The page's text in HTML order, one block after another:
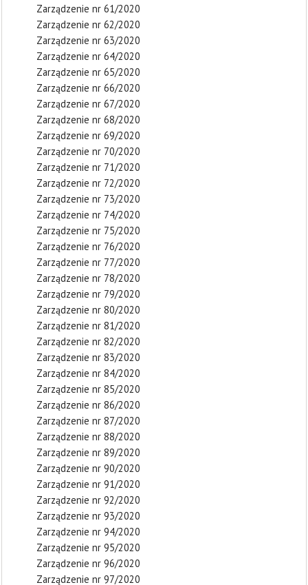
Zarządzenie nr 61/2020
Zarządzenie nr 62/2020
Zarządzenie nr 63/2020
Zarządzenie nr 64/2020
Zarządzenie nr 65/2020
Zarządzenie nr 66/2020
Zarządzenie nr 67/2020
Zarządzenie nr 68/2020
Zarządzenie nr 69/2020
Zarządzenie nr 70/2020
Zarządzenie nr 71/2020
Zarządzenie nr 72/2020
Zarządzenie nr 73/2020
Zarządzenie nr 74/2020
Zarządzenie nr 75/2020
Zarządzenie nr 76/2020
Zarządzenie nr 77/2020
Zarządzenie nr 78/2020
Zarządzenie nr 79/2020
Zarządzenie nr 80/2020
Zarządzenie nr 81/2020
Zarządzenie nr 82/2020
Zarządzenie nr 83/2020
Zarządzenie nr 84/2020
Zarządzenie nr 85/2020
Zarządzenie nr 86/2020
Zarządzenie nr 87/2020
Zarządzenie nr 88/2020
Zarządzenie nr 89/2020
Zarządzenie nr 90/2020
Zarządzenie nr 91/2020
Zarządzenie nr 92/2020
Zarządzenie nr 93/2020
Zarządzenie nr 94/2020
Zarządzenie nr 95/2020
Zarządzenie nr 96/2020
Zarządzenie nr 97/2020